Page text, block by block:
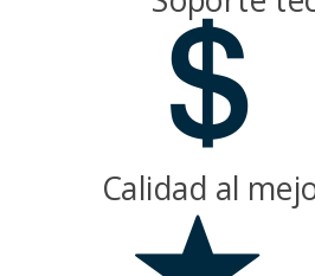
Calidad al